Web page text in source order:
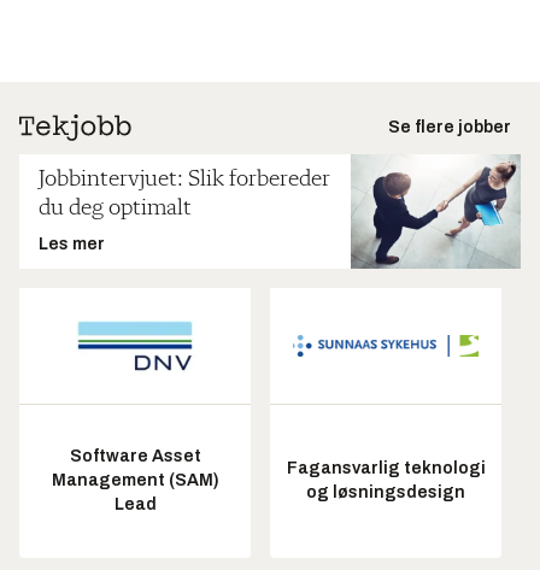
Se flere jobber
Jobbintervjuet: Slik forbereder
du deg optimalt
Les mer
Software Asset
Management (SAM)
Lead
Fagansvarlig teknologi
og løsningsdesign